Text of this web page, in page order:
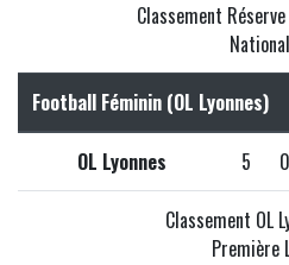
Classement
Football Féminin (OL Lyonnes)
OL Lyonnes 5 0
Classement OL
Première